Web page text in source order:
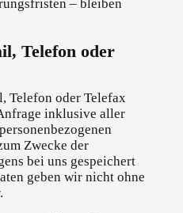
– bleiben
Telefon oder
Telefon oder Telefax
inklusive aller
Zwecke der
bei uns gespeichert
geben wir nicht ohne